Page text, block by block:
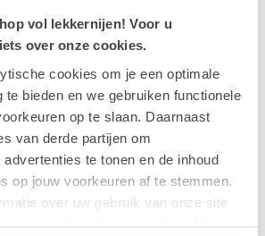
vol lekkernijen! Voor u
over onze cookies.
cookies om je een optimale
te bieden en we gebruiken functionele
op te slaan. Daarnaast
van derde partijen om
te tonen en de inhoud
op jouw voorkeuren af te stemmen.
over uw gebruik van onze site
mogen de Frozettes niet
Frozettes-verpakking
te sublimeren, werd onze
om een assortiment van 16
samen te stellen naar jouw smaak.
ontwikkeld om een optimale bewaring